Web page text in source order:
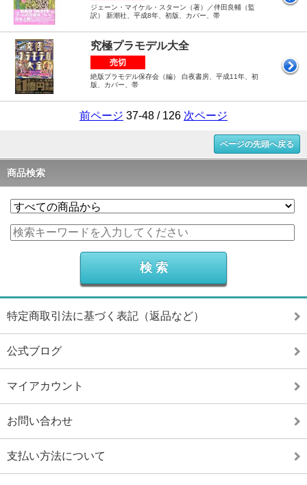
ジェーン・マイケル・スターン（著）／伴田良輔（監
訳） 新潮社、平成8年、初版、カバー、帯
究極プラモデル大全
売切
絶版プラモデル保存会（編） 白夜書房、平成11年、初
版、カバー、帯
前ページ 37-48 / 126 次ページ
ページの先頭へ戻る
商品検索
特定商取引法に基づく表記（返品など）
公式ブログ
マイアカウント
お問い合わせ
支払い方法について